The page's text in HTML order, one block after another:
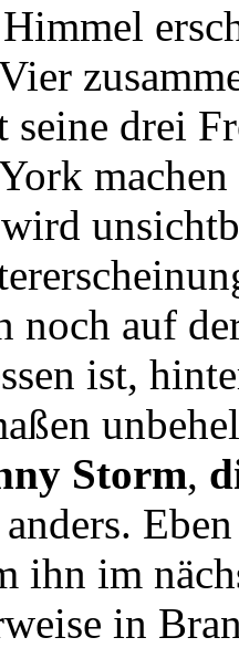
seine drei
wird
noch auf
ist,
Storm,
ihn im
in